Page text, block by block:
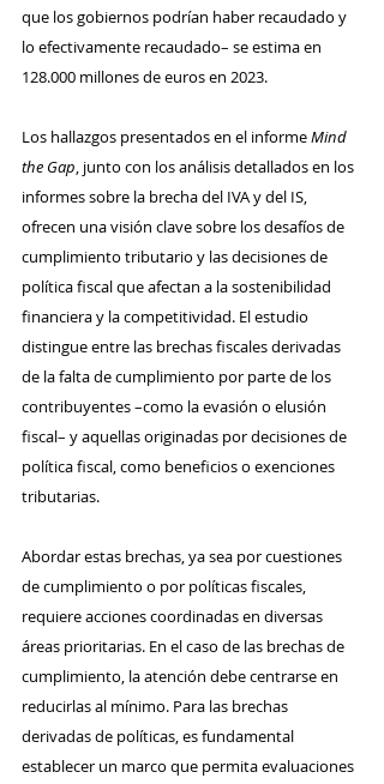
que los gobiernos podrían haber recaudado y
lo efectivamente recaudado– se estima en
128.000 millones de euros en 2023.
Los hallazgos presentados en el informe Mind
the Gap, junto con los análisis detallados en los
informes sobre la brecha del IVA y del IS,
ofrecen una visión clave sobre los desafíos de
cumplimiento tributario y las decisiones de
política fiscal que afectan a la sostenibilidad
financiera y la competitividad. El estudio
distingue entre las brechas fiscales derivadas
de la falta de cumplimiento por parte de los
contribuyentes –como la evasión o elusión
fiscal– y aquellas originadas por decisiones de
política fiscal, como beneficios o exenciones
tributarias.
Abordar estas brechas, ya sea por cuestiones
de cumplimiento o por políticas fiscales,
requiere acciones coordinadas en diversas
áreas prioritarias. En el caso de las brechas de
cumplimiento, la atención debe centrarse en
reducirlas al mínimo. Para las brechas
derivadas de políticas, es fundamental
establecer un marco que permita evaluaciones